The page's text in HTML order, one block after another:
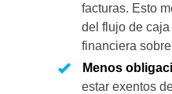
facturas. Esto
del flujo de
financiera
Menos
estar exentos